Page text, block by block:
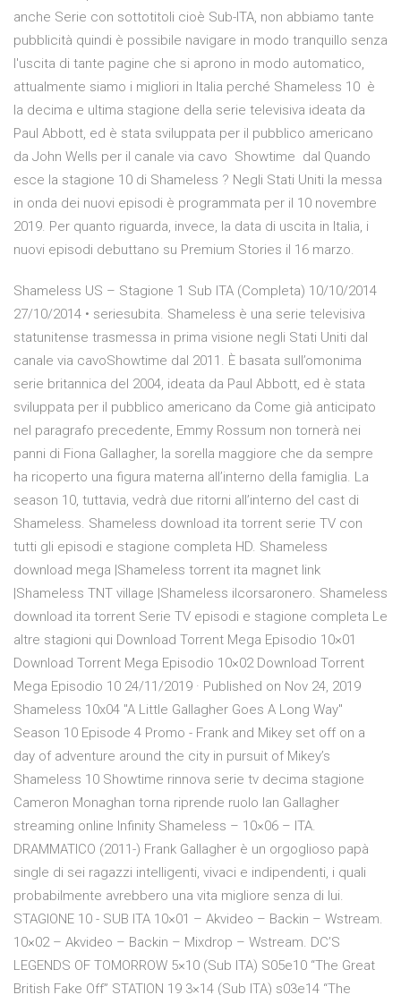
anche Serie con sottotitoli cioè Sub-ITA, non abbiamo tante
pubblicità quindi è possibile navigare in modo tranquillo senza
l'uscita di tante pagine che si aprono in modo automatico,
attualmente siamo i migliori in Italia perché Shameless 10 è
la decima e ultima stagione della serie televisiva ideata da
Paul Abbott, ed è stata sviluppata per il pubblico americano
da John Wells per il canale via cavo Showtime dal Quando
esce la stagione 10 di Shameless ? Negli Stati Uniti la messa
in onda dei nuovi episodi è programmata per il 10 novembre
2019. Per quanto riguarda, invece, la data di uscita in Italia, i
nuovi episodi debuttano su Premium Stories il 16 marzo.
Shameless US – Stagione 1 Sub ITA (Completa) 10/10/2014
27/10/2014 • seriesubita. Shameless è una serie televisiva
statunitense trasmessa in prima visione negli Stati Uniti dal
canale via cavoShowtime dal 2011. È basata sull’omonima
serie britannica del 2004, ideata da Paul Abbott, ed è stata
sviluppata per il pubblico americano da Come già anticipato
nel paragrafo precedente, Emmy Rossum non tornerà nei
panni di Fiona Gallagher, la sorella maggiore che da sempre
ha ricoperto una figura materna all’interno della famiglia. La
season 10, tuttavia, vedrà due ritorni all’interno del cast di
Shameless. Shameless download ita torrent serie TV con
tutti gli episodi e stagione completa HD. Shameless
download mega |Shameless torrent ita magnet link
|Shameless TNT village |Shameless ilcorsaronero. Shameless
download ita torrent Serie TV episodi e stagione completa Le
altre stagioni qui Download Torrent Mega Episodio 10×01
Download Torrent Mega Episodio 10×02 Download Torrent
Mega Episodio 10 24/11/2019 · Published on Nov 24, 2019
Shameless 10x04 "A Little Gallagher Goes A Long Way"
Season 10 Episode 4 Promo - Frank and Mikey set off on a
day of adventure around the city in pursuit of Mikey’s
Shameless 10 Showtime rinnova serie tv decima stagione
Cameron Monaghan torna riprende ruolo Ian Gallagher
streaming online Infinity Shameless – 10×06 – ITA.
DRAMMATICO (2011-) Frank Gallagher è un orgoglioso papà
single di sei ragazzi intelligenti, vivaci e indipendenti, i quali
probabilmente avrebbero una vita migliore senza di lui.
STAGIONE 10 - SUB ITA 10×01 – Akvideo – Backin – Wstream.
10×02 – Akvideo – Backin – Mixdrop – Wstream. DC’S
LEGENDS OF TOMORROW 5×10 (Sub ITA) S05e10 “The Great
British Fake Off” STATION 19 3×14 (Sub ITA) s03e14 “The